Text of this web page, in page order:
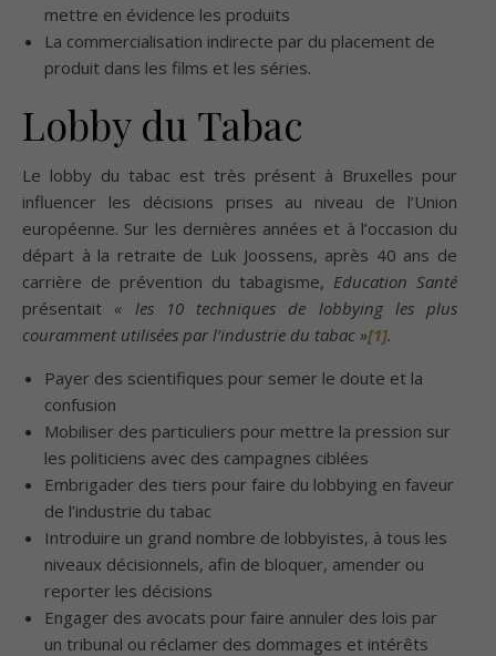
mettre en évidence les produits
La commercialisation indirecte par du placement de
produit dans les films et les séries.
Lobby du Tabac
Le lobby du tabac est très présent à Bruxelles pour
influencer les décisions prises au niveau de l’Union
européenne. Sur les dernières années et à l’occasion du
départ à la retraite de Luk Joossens, après 40 ans de
carrière de prévention du tabagisme, Education Santé
présentait « les 10 techniques de lobbying les plus
couramment utilisées par l’industrie du tabac »[1].
Payer des scientifiques pour semer le doute et la
confusion
Mobiliser des particuliers pour mettre la pression sur
les politiciens avec des campagnes ciblées
Embrigader des tiers pour faire du lobbying en faveur
de l’industrie du tabac
Introduire un grand nombre de lobbyistes, à tous les
niveaux décisionnels, afin de bloquer, amender ou
reporter les décisions
Engager des avocats pour faire annuler des lois par
un tribunal ou réclamer des dommages et intérêts